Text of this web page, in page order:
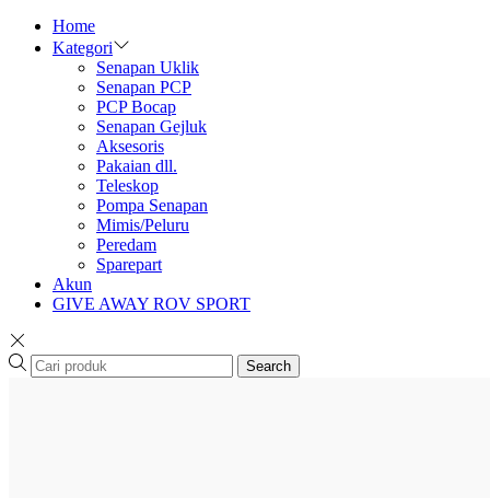
Home
Kategori
Senapan Uklik
Senapan PCP
PCP Bocap
Senapan Gejluk
Aksesoris
Pakaian dll.
Teleskop
Pompa Senapan
Mimis/Peluru
Peredam
Sparepart
Akun
GIVE AWAY ROV SPORT
Search